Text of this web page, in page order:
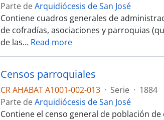
Parte deArquidiócesis de San José
Contiene cuadros generales de
de cofradías, asociaciones y parroquias
de las… Read more
Censos parroquiales
CR AHABAT A1001-002-013 · Serie · 1884
Parte deArquidiócesis de San José
Contiene el censo general de población